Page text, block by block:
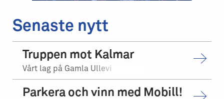
Senaste nytt
Truppen mot Kalmar
Vårt lag på Gamla Ullevi
Parkera och vinn med Mobill!